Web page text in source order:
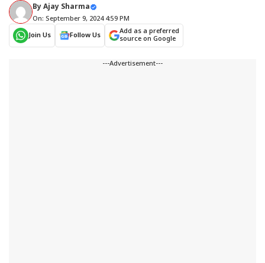
ByAjay Sharma
On: September 9, 2024 4:59 PM
Join Us
Follow Us
Add as a preferred
source on Google
---Advertisement---